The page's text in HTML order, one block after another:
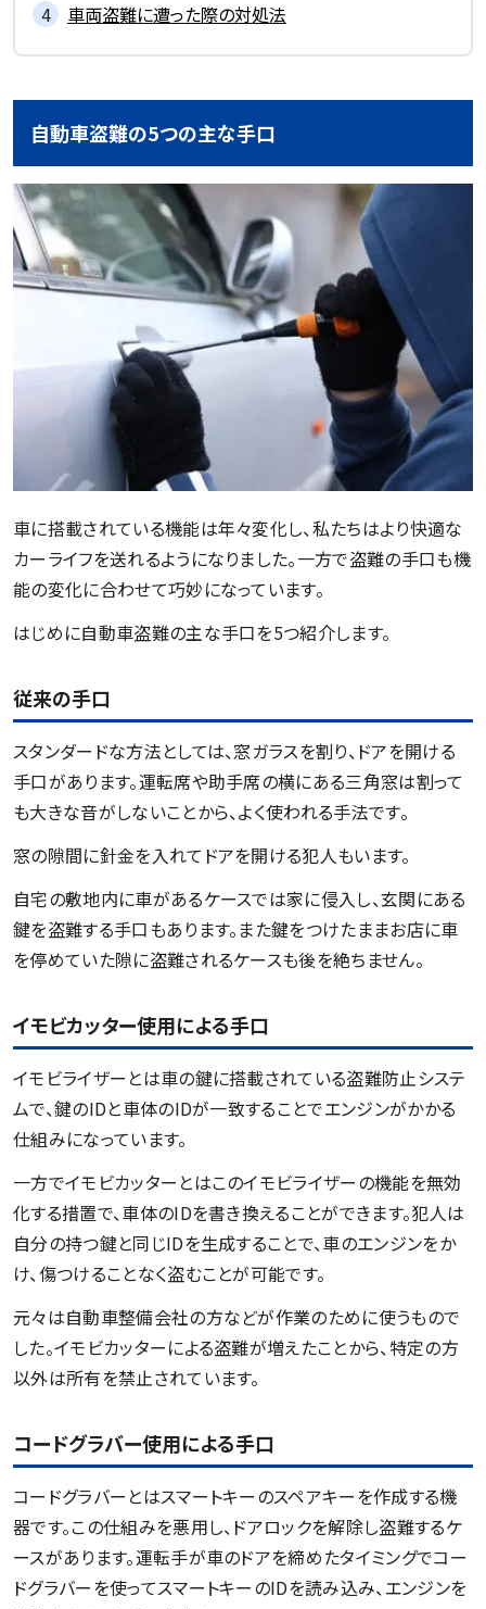
車両盗難に遭った際の対処法
自動車盗難の5つの主な手口
車に搭載されている機能は年々変化し、私たちはより快適な
カーライフを送れるようになりました。一方で盗難の手口も機
能の変化に合わせて巧妙になっています。
はじめに自動車盗難の主な手口を5つ紹介します。
従来の手口
スタンダードな方法としては、窓ガラスを割り、ドアを開ける
手口があります。運転席や助手席の横にある三角窓は割って
も大きな音がしないことから、よく使われる手法です。
窓の隙間に針金を入れてドアを開ける犯人もいます。
自宅の敷地内に車があるケースでは家に侵入し、玄関にある
鍵を盗難する手口もあります。また鍵をつけたままお店に車
を停めていた隙に盗難されるケースも後を絶ちません。
イモビカッター使用による手口
イモビライザーとは車の鍵に搭載されている盗難防止システ
ムで、鍵のIDと車体のIDが一致することでエンジンがかかる
仕組みになっています。
一方でイモビカッターとはこのイモビライザーの機能を無効
化する措置で、車体のIDを書き換えることができます。犯人は
自分の持つ鍵と同じIDを生成することで、車のエンジンをか
け、傷つけることなく盗むことが可能です。
元々は自動車整備会社の方などが作業のために使うもので
した。イモビカッターによる盗難が増えたことから、特定の方
以外は所有を禁止されています。
コードグラバー使用による手口
コードグラバーとはスマートキーのスペアキーを作成する機
器です。この仕組みを悪用し、ドアロックを解除し盗難するケ
ースがあります。運転手が車のドアを締めたタイミングでコー
ドグラバーを使ってスマートキーのIDを読み込み、エンジンを